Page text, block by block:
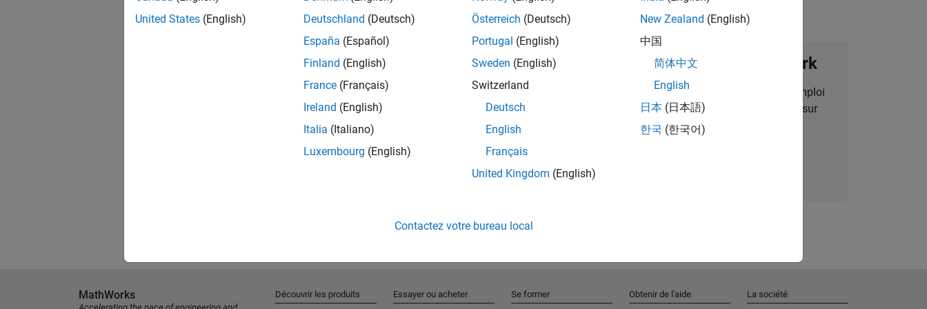
Rejoignez notre Talent Network
Recevez des alertes pour des opportunités d'emploi
personnalisées, des articles et des actualités sur
l'entreprise.
United States (English)
Deutschland (Deutsch)
España (Español)
Finland (English)
France (Français)
Ireland (English)
Italia (Italiano)
Luxembourg (English)
Österreich (Deutsch)
Portugal (English)
Sweden (English)
Switzerland
Deutsch
English
Français
United Kingdom (English)
New Zealand (English)
中国
简体中文
English
日本 (日本語)
한국 (한국어)
Contactez votre bureau local
MathWorks Découvrir les produits Essayer ou acheter Se former Obtenir de l'aide La société